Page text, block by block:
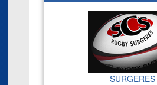
SURGERES